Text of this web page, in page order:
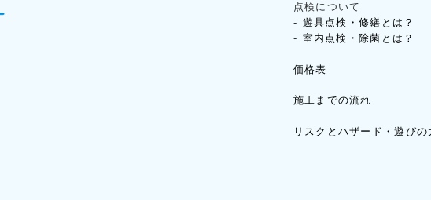
点検について
遊具点検・修繕とは？
室内点検・除菌とは？
価格表
施工までの流れ
リスクとハザード・遊びの